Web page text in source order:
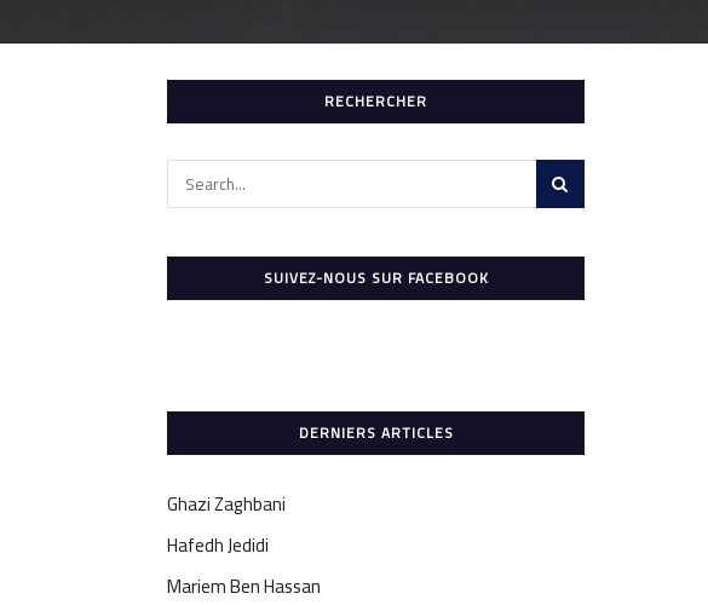
RECHERCHER
SUIVEZ-NOUS SUR FACEBOOK
DERNIERS ARTICLES
Ghazi Zaghbani
Hafedh Jedidi
Mariem Ben Hassan